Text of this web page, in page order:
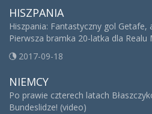
HISZPANIA
Hiszpania: Fantastyczny gol
Pierwsza bramka 20-latka dla Realu
2017-09-18
NIEMCY
Po prawie czterech latach
Bundeslidze! (video)